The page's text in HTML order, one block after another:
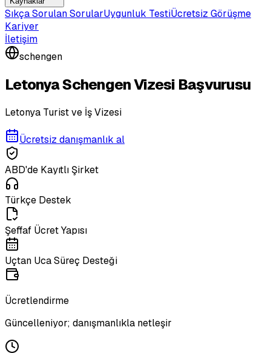
Sıkça Sorulan SorularUygunluk TestiÜcretsiz Görüşme
Kariyer
İletişim
schengen
Letonya Schengen Vizesi Başvurusu
Letonya Turist ve İş Vizesi
Ücretsiz danışmanlık al
ABD'de Kayıtlı Şirket
Türkçe Destek
Şeffaf Ücret Yapısı
Uçtan Uca Süreç Desteği
Ücretlendirme
Güncelleniyor; danışmanlıkla netleşir